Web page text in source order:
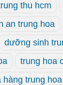
thu hcm
an trung hoa
dưỡng sinh
trung hoa
hàng trung hoa